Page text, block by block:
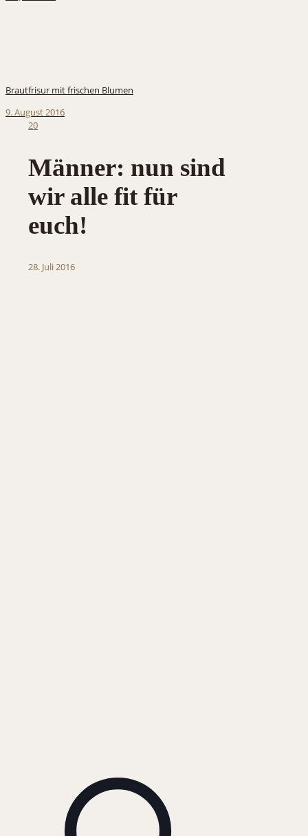
Brautfrisur mit frischen Blumen
9. August 2016
20
Männer: nun sind
wir alle fit für
euch!
28. Juli 2016